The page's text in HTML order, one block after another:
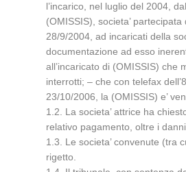
l’incarico, nel luglio del 2004,
(OMISSIS), societa’
28/9/2004, ad incaricati della
documentazione ad esso
all’incaricato di (OMISSIS) che
interrotti; – che con telefax
23/10/2006, la (OMISSIS) e’
1.2. La societa’ attrice ha
relativo pagamento, oltre i danni.
1.3. Le societa’ convenute (tra
rigetto.